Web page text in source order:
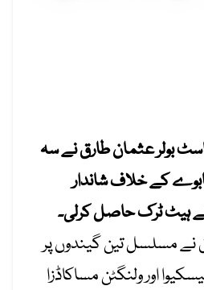
بولر عثمان طارق نے سہ
کے خلاف شاندار
ہیٹ ٹرک حاصل کرلی۔
مسلسل تین گیندوں پر
اور ولنگٹن مساکاڈزا